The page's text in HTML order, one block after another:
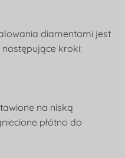
diamentami jest
kroki:
na niską
płótno do